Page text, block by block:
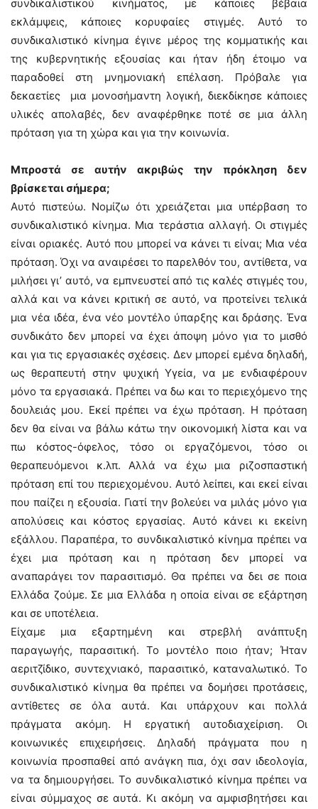
συνδικαλιστικού κινήματος, με κάποιες βέβαια
εκλάμψεις, κάποιες κορυφαίες στιγμές. Αυτό το
συνδικαλιστικό κίνημα έγινε μέρος της κομματικής και
της κυβερνητικής εξουσίας και ήταν ήδη έτοιμο να
παραδοθεί στη μνημονιακή επέλαση. Πρόβαλε για
δεκαετίες μια μονοσήμαντη λογική, διεκδίκησε κάποιες
υλικές απολαβές, δεν αναφέρθηκε ποτέ σε μια άλλη
πρόταση για τη χώρα και για την κοινωνία.
Μπροστά σε αυτήν ακριβώς την πρόκληση δεν
βρίσκεται σήμερα;
Αυτό πιστεύω. Νομίζω ότι χρειάζεται μια υπέρβαση το
συνδικαλιστικό κίνημα. Μια τεράστια αλλαγή. Οι στιγμές
είναι οριακές. Αυτό που μπορεί να κάνει τι είναι; Μια νέα
πρόταση. Όχι να αναιρέσει το παρελθόν του, αντίθετα, να
μιλήσει γι’ αυτό, να εμπνευστεί από τις καλές στιγμές του,
αλλά και να κάνει κριτική σε αυτό, να προτείνει τελικά
μια νέα ιδέα, ένα νέο μοντέλο ύπαρξης και δράσης. Ένα
συνδικάτο δεν μπορεί να έχει άποψη μόνο για το μισθό
και για τις εργασιακές σχέσεις. Δεν μπορεί εμένα δηλαδή,
ως θεραπευτή στην ψυχική Υγεία, να με ενδιαφέρουν
μόνο τα εργασιακά. Πρέπει να δω και το περιεχόμενο της
δουλειάς μου. Εκεί πρέπει να έχω πρόταση. Η πρόταση
δεν θα είναι να βάλω κάτω την οικονομική λίστα και να
πω κόστος-όφελος, τόσο οι εργαζόμενοι, τόσο οι
θεραπευόμενοι κ.λπ. Αλλά να έχω μια ριζοσπαστική
πρόταση επί του περιεχομένου. Αυτό λείπει, και εκεί είναι
που παίζει η εξουσία. Γιατί την βολεύει να μιλάς μόνο για
απολύσεις και κόστος εργασίας. Αυτό κάνει κι εκείνη
εξάλλου. Παραπέρα, το συνδικαλιστικό κίνημα πρέπει να
έχει μια πρόταση και η πρόταση δεν μπορεί να
αναπαράγει τον παρασιτισμό. Θα πρέπει να δει σε ποια
Ελλάδα ζούμε. Σε μια Ελλάδα η οποία είναι σε εξάρτηση
και σε υποτέλεια.
Είχαμε μια εξαρτημένη και στρεβλή ανάπτυξη
παραγωγής, παρασιτική. Το μοντέλο ποιο ήταν; Ήταν
αεριτζίδικο, συντεχνιακό, παρασιτικό, καταναλωτικό. Το
συνδικαλιστικό κίνημα θα πρέπει να δομήσει προτάσεις,
αντίθετες σε όλα αυτά. Και υπάρχουν και πολλά
πράγματα ακόμη. Η εργατική αυτοδιαχείριση. Οι
κοινωνικές επιχειρήσεις. Δηλαδή πράγματα που η
κοινωνία προσπαθεί από ανάγκη πια, όχι σαν ιδεολογία,
να τα δημιουργήσει. Το συνδικαλιστικό κίνημα πρέπει να
είναι σύμμαχος σε αυτά. Κι ακόμη να αμφισβητήσει και